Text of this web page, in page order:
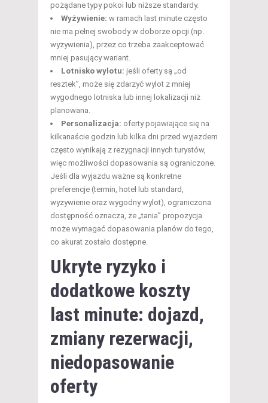
pożądane typy pokoi lub niższe standardy.
Wyżywienie: w ramach last minute często
nie ma pełnej swobody w doborze opcji (np.
wyżywienia), przez co trzeba zaakceptować
mniej pasujący wariant.
Lotnisko wylotu: jeśli oferty są „od
resztek”, może się zdarzyć wylot z mniej
wygodnego lotniska lub innej lokalizacji niż
planowana.
Personalizacja: oferty pojawiające się na
kilkanaście godzin lub kilka dni przed wyjazdem
często wynikają z rezygnacji innych turystów,
więc możliwości dopasowania są ograniczone.
Jeśli dla wyjazdu ważne są konkretne
preferencje (termin, hotel lub standard,
wyżywienie oraz wygodny wylot), ograniczona
dostępność oznacza, że „tania” propozycja
może wymagać dopasowania planów do tego,
co akurat zostało dostępne.
Ukryte ryzyko i
dodatkowe koszty
last minute: dojazd,
zmiany rezerwacji,
niedopasowanie
oferty